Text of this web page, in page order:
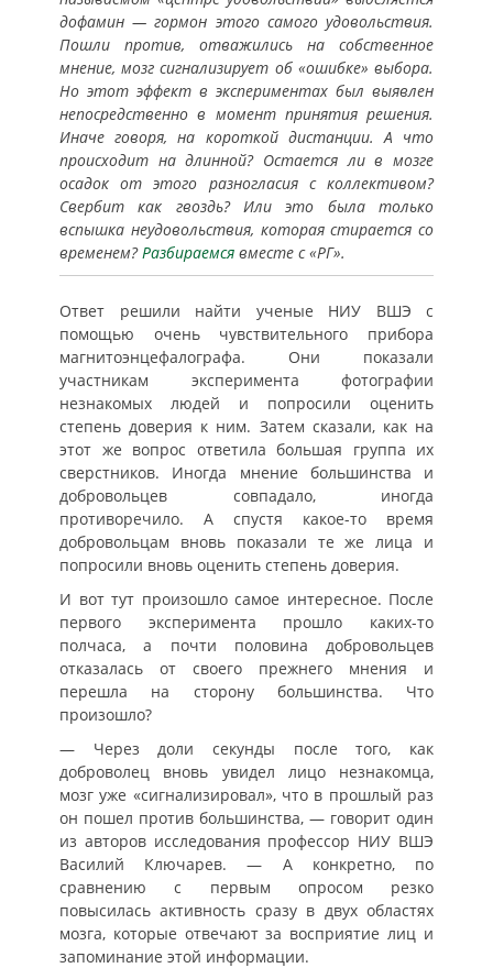
дофамин — гормон этого самого удовольствия.
Пошли против, отважились на собственное
мнение, мозг сигнализирует об «ошибке» выбора.
Но этот эффект в экспериментах был выявлен
непосредственно в момент принятия решения.
Иначе говоря, на короткой дистанции. А что
происходит на длинной? Остается ли в мозге
осадок от этого разногласия с коллективом?
Свербит как гвоздь? Или это была только
вспышка неудовольствия, которая стирается со
временем?Разбираемся вместе с «РГ».
Ответ решили найти ученые НИУ ВШЭ с
помощью очень чувствительного прибора
магнитоэнцефалографа. Они показали
участникам эксперимента фотографии
незнакомых людей и попросили оценить
степень доверия к ним. Затем сказали, как на
этот же вопрос ответила большая группа их
сверстников. Иногда мнение большинства и
добровольцев совпадало, иногда
противоречило. А спустя какое-то время
добровольцам вновь показали те же лица и
попросили вновь оценить степень доверия.
И вот тут произошло самое интересное. После
первого эксперимента прошло каких-то
полчаса, а почти половина добровольцев
отказалась от своего прежнего мнения и
перешла на сторону большинства. Что
произошло?
— Через доли секунды после того, как
доброволец вновь увидел лицо незнакомца,
мозг уже «сигнализировал», что в прошлый раз
он пошел против большинства, — говорит один
из авторов исследования профессор НИУ ВШЭ
Василий Ключарев. — А конкретно, по
сравнению с первым опросом резко
повысилась активность сразу в двух областях
мозга, которые отвечают за восприятие лиц и
запоминание этой информации.